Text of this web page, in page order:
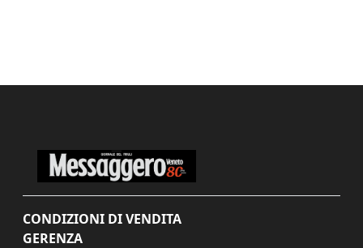
CONDIZIONI DI VENDITA
GERENZA